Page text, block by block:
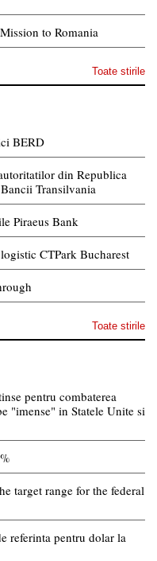
to Romania
Toate stirile
BERD
din Republica
Transilvania
Piraeus Bank
CTPark Bucharest
Toate stirile
pentru combaterea
"imense" in Statele Unite si
target range for the federal
referinta pentru dolar la